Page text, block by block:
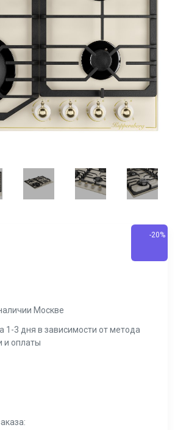
-20%
Москве
1-3 дня в зависимости от метода
и оплаты